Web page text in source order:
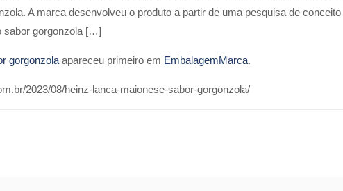
A marca desenvolveu o produto a partir de uma pesquisa de
sabor gorgonzola […]
gorgonzolaapareceu primeiro em EmbalagemMarca.
2023/08/heinz-lanca-maionese-sabor-gorgonzola/